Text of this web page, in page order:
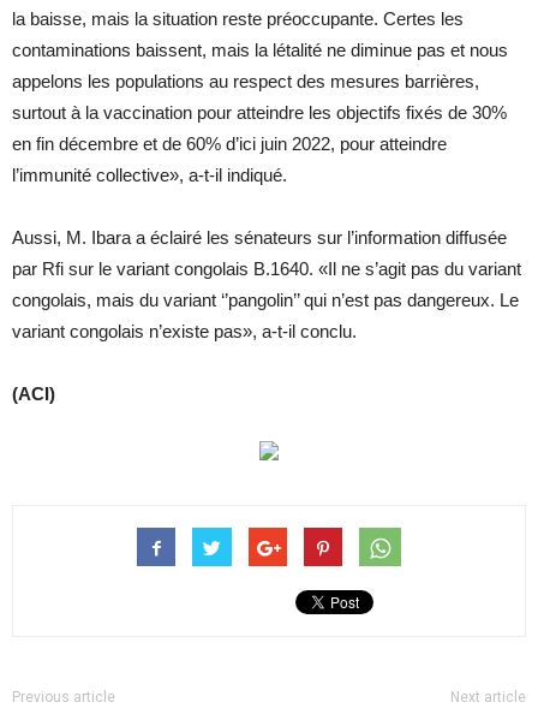
la baisse, mais la situation reste préoccupante. Certes les
contaminations baissent, mais la létalité ne diminue pas et nous
appelons les populations au respect des mesures barrières,
surtout à la vaccination pour atteindre les objectifs fixés de 30%
en fin décembre et de 60% d’ici juin 2022, pour atteindre
l’immunité collective», a-t-il indiqué.
Aussi, M. Ibara a éclairé les sénateurs sur l’information diffusée
par Rfi sur le variant congolais B.1640. «Il ne s’agit pas du variant
congolais, mais du variant ‘’pangolin’’ qui n’est pas dangereux. Le
variant congolais n’existe pas», a-t-il conclu.
(ACI)
Previous article Next article